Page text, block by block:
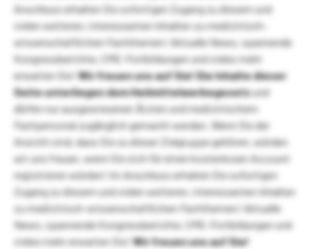
Anschluss erhalten Sie sofortigen Zugang zu diesem und
vielen weiteren, interessanten Inhalten zu medizinisch-
wissenschaftlichen Fachthemen! Aktuelle News, spannende
Kongressberichte, CME-Fortbildungen und vieles mehr
erwarten Sie!Wir freuen uns auf Sie!Die Inhalte dieser
Seite unterliegen dem Heilmittelwerbegesetzund
dürfen nur ausgewiesenen Ärzten und medizinischem
Fachpersonal zugänglich gemacht werden. Wenn Sie der
Ansicht sind, dass Sie zu dieser Zielgruppe gehören, würden
wir uns freuen, wenn Sie sich für einen kostenlosen Account
registrieren würden! Im Anschluss erhalten Sie sofortigen
Zugang zu diesem und vielen weiteren, interessanten Inhalten
zu medizinisch-wissenschaftlichen Fachthemen! Aktuelle
News, spannende Kongressberichte, CME-Fortbildungen und
vieles mehr erwarten Sie!Wir freuen uns auf Sie!